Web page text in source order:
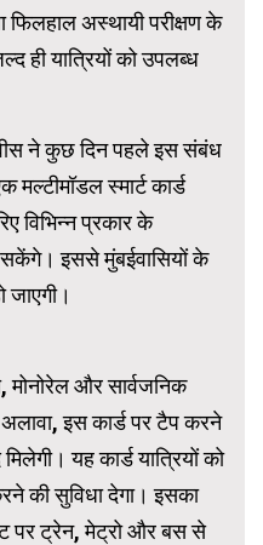
फिलहाल अस्थायी परीक्षण के
ही यात्रियों को उपलब्ध
ने कुछ दिन पहले इस संबंध
मल्टीमॉडल स्मार्ट कार्ड
विभिन्न प्रकार के
सकेंगे। इससे मुंबईवासियों के
जाएगी।
मोनोरेल और सार्वजनिक
इस कार्ड पर टैप करने
यह कार्ड यात्रियों को
की सुविधा देगा। इसका
पर ट्रेन, मेट्रो और बस से